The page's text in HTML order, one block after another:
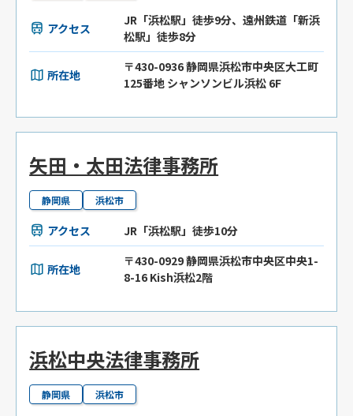
アクセス
JR「浜松駅」徒歩9分、遠州鉄道「新浜
松駅」徒歩8分
所在地
〒430-0936 静岡県浜松市中央区大工町
125番地 シャンソンビル浜松 6F
矢田・太田法律事務所
静岡県 浜松市
アクセス JR「浜松駅」徒歩10分
所在地
〒430-0929 静岡県浜松市中央区中央1-
8-16 Kish浜松2階
浜松中央法律事務所
静岡県 浜松市